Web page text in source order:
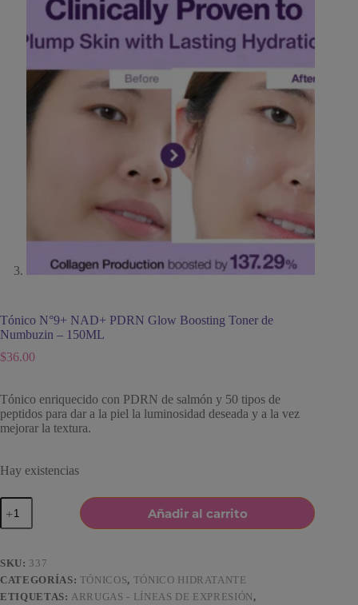
Tónico N°9+ NAD+ PDRN Glow Boosting Toner de
Numbuzin – 150ML
$36.00
Tónico enriquecido con PDRN de salmón y 50 tipos de
peptidos para dar a la piel la luminosidad deseada y a la vez
mejorar la textura.
Hay existencias
Tónico
N°9+
NAD+
Glow
Boosting
Toner
de
Añadir al carrito
SKU: 337
CATEGORÍAS: TÓNICOS, TÓNICO HIDRATANTE
ETIQUETAS: ARRUGAS - LÍNEAS DE EXPRESIÓN,